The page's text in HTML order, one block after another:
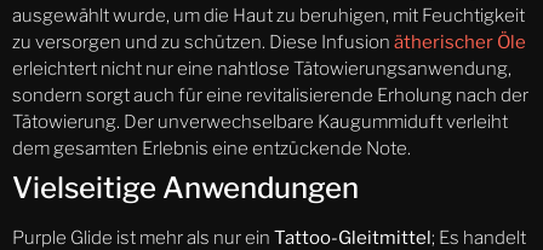
ausgewählt wurde, um die Haut zu beruhigen, mit Feuchtigkeit
zu versorgen und zu schützen. Diese Infusion ätherischer Öle
erleichtert nicht nur eine nahtlose Tätowierungsanwendung,
sondern sorgt auch für eine revitalisierende Erholung nach der
Tätowierung. Der unverwechselbare Kaugummiduft verleiht
dem gesamten Erlebnis eine entzückende Note.
Vielseitige Anwendungen
Purple Glide ist mehr als nur ein Tattoo-Gleitmittel; Es handelt